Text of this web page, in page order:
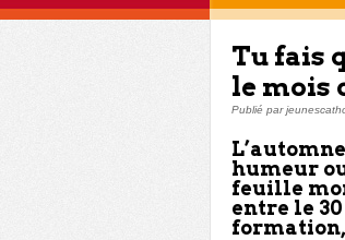
Tu fais
le mois
Publié par
humeur
feuille
entre le
formation,